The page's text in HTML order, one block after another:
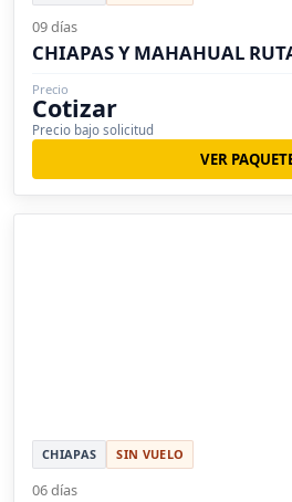
09 días
CHIAPAS Y MAHAHUAL
Precio
Cotizar
Precio bajo solicitud
VER
CHIAPAS SIN VUELO
06 días